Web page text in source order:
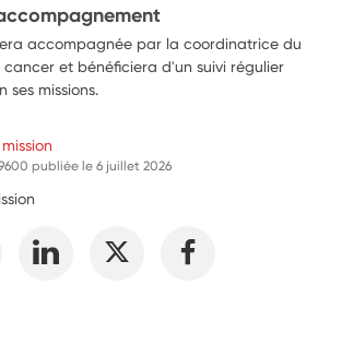
accompagnée par la coordinatrice du
cancer et bénéficiera d'un suivi régulier
ses missions.
publiée le6 juillet 2026